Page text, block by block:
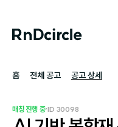
매칭 진행 중·ID 30098
홈 전체 공고 공고 상세